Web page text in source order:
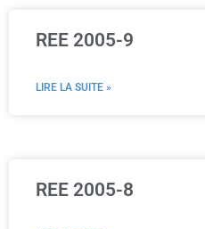
REE 2005-9
LIRE LA SUITE »
REE 2005-8